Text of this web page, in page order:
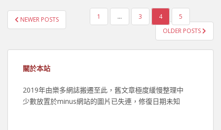
文
章
頁
NEWER POSTS 1 ... 3 4
5
OLDER POSTS
關於本站
2019年由樂多網誌搬遷至此，舊文章極度緩慢整理中
少數放置於minus網站的圖片已失連，修復日期未知